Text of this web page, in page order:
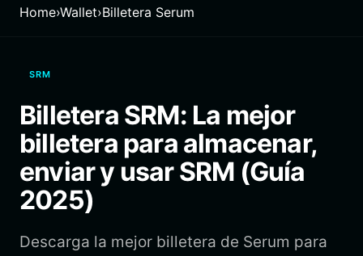
Français
繁體中文
Bahasa Indonesia
ภาษาไทย
Español
Português (Brasil)
Home›Wallet›Billetera Serum
SRM
Billetera SRM: La mejor
billetera para almacenar,
enviar y usar SRM (Guía
2025)
Descarga la mejor billetera de Serum para